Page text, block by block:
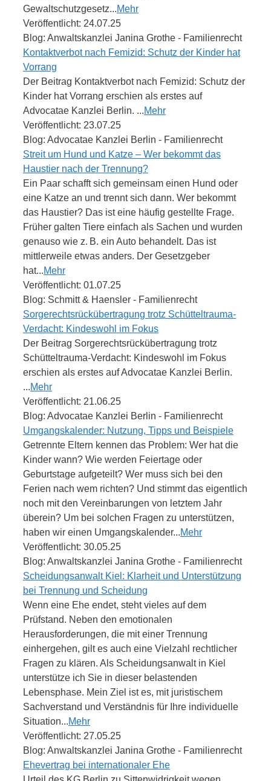
Gewaltschutzgesetz...Mehr
Veröffentlicht: 24.07.25
Blog: Anwaltskanzlei Janina Grothe - Familienrecht
Kontaktverbot nach Femizid: Schutz der Kinder hat
Vorrang
Der Beitrag Kontaktverbot nach Femizid: Schutz der
Kinder hat Vorrang erschien als erstes auf
Advocatae Kanzlei Berlin. ...Mehr
Veröffentlicht: 23.07.25
Blog: Advocatae Kanzlei Berlin - Familienrecht
Streit um Hund und Katze – Wer bekommt das
Haustier nach der Trennung?
Ein Paar schafft sich gemeinsam einen Hund oder
eine Katze an und trennt sich dann. Wer bekommt
das Haustier? Das ist eine häufig gestellte Frage.
Früher galten Tiere einfach als Sachen und wurden
genauso wie z. B. ein Auto behandelt. Das ist
mittlerweile etwas anders. Der Gesetzgeber
hat...Mehr
Veröffentlicht: 01.07.25
Blog: Schmitt & Haensler - Familienrecht
Sorgerechtsrückübertragung trotz Schütteltrauma-
Verdacht: Kindeswohl im Fokus
Der Beitrag Sorgerechtsrückübertragung trotz
Schütteltrauma-Verdacht: Kindeswohl im Fokus
erschien als erstes auf Advocatae Kanzlei Berlin.
...Mehr
Veröffentlicht: 21.06.25
Blog: Advocatae Kanzlei Berlin - Familienrecht
Umgangskalender: Nutzung, Tipps und Beispiele
Getrennte Eltern kennen das Problem: Wer hat die
Kinder wann? Wie werden Feiertage oder
Geburtstage aufgeteilt? Wer muss sich bei den
Ferien nach wem richten? Und stimmt das eigentlich
noch mit den Vereinbarungen von letztem Jahr
überein? Um bei solchen Fragen zu unterstützen,
haben wir einen Umgangskalender...Mehr
Veröffentlicht: 30.05.25
Blog: Anwaltskanzlei Janina Grothe - Familienrecht
Scheidungsanwalt Kiel: Klarheit und Unterstützung
bei Trennung und Scheidung
Wenn eine Ehe endet, steht vieles auf dem
Prüfstand. Neben den emotionalen
Herausforderungen, die mit einer Trennung
einhergehen, gilt es auch eine Vielzahl rechtlicher
Fragen zu klären. Als Scheidungsanwalt in Kiel
unterstütze ich Sie in dieser belastenden
Lebensphase. Mein Ziel ist es, mit juristischem
Sachverstand und Verständnis für Ihre individuelle
Situation...Mehr
Veröffentlicht: 27.05.25
Blog: Anwaltskanzlei Janina Grothe - Familienrecht
Ehevertrag bei internationaler Ehe